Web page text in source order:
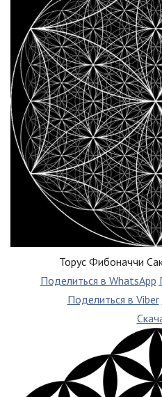
Торус Фибоначчи
Поделиться в WhatsApp
Поделиться в Viber